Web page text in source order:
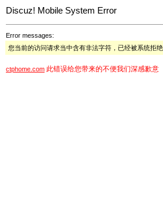
Discuz! Mobile System Error
Error messages:
您当前的访问请求当中含有非法字符，已经被系统拒绝
ctphome.com 此错误给您带来的不便我们深感歉意